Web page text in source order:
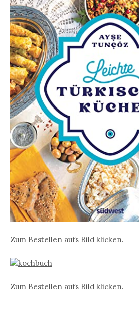
Zum Bestellen aufs Bild klicken.
Zum Bestellen aufs Bild klicken.